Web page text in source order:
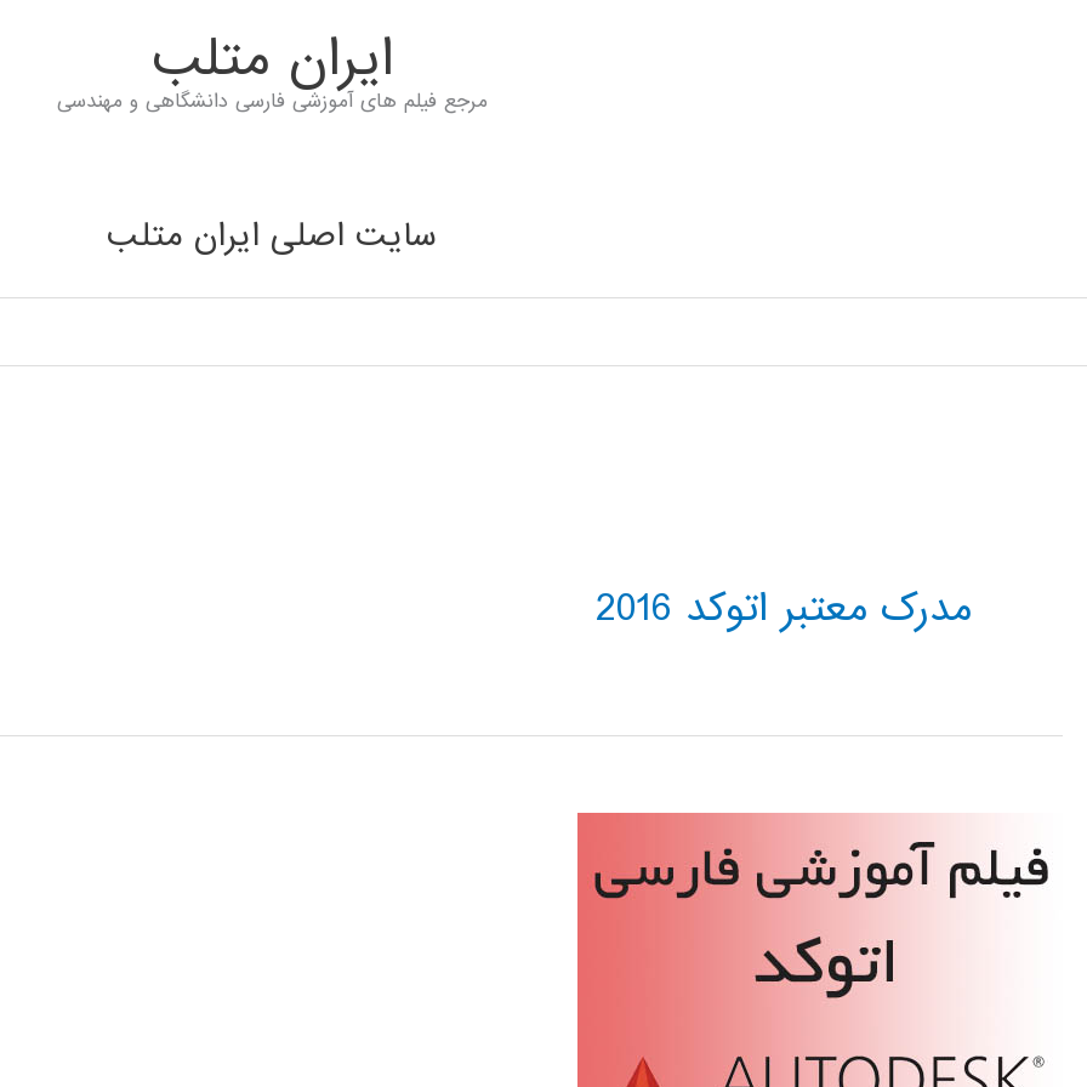
ايران متلب
مرجع فیلم های آموزشی فارسی دانشگاهی و مهندسی
سایت اصلی ایران متلب
مدرک معتبر اتوکد 2016